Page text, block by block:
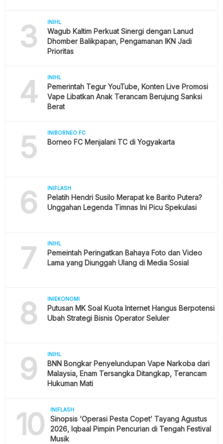
3 INIHL
Wagub Kaltim Perkuat Sinergi dengan Lanud
Dhomber Balikpapan, Pengamanan IKN Jadi
Prioritas
4 INIHL
Pemerintah Tegur YouTube, Konten Live Promosi
Vape Libatkan Anak Terancam Berujung Sanksi
Berat
5 INIBORNEO FC
Borneo FC Menjalani TC di Yogyakarta
6 INIFLASH
Pelatih Hendri Susilo Merapat ke Barito Putera?
Unggahan Legenda Timnas Ini Picu Spekulasi
7 INIHL
Pemeintah Peringatkan Bahaya Foto dan Video
Lama yang Diunggah Ulang di Media Sosial
8 INIEKONOMI
Putusan MK Soal Kuota Internet Hangus Berpotensi
Ubah Strategi Bisnis Operator Seluler
9 INIHL
BNN Bongkar Penyelundupan Vape Narkoba dari
Malaysia, Enam Tersangka Ditangkap, Terancam
Hukuman Mati
10 INIFLASH
Sinopsis ‘Operasi Pesta Copet’ Tayang Agustus
2026, Iqbaal Pimpin Pencurian di Tengah Festival
Musik